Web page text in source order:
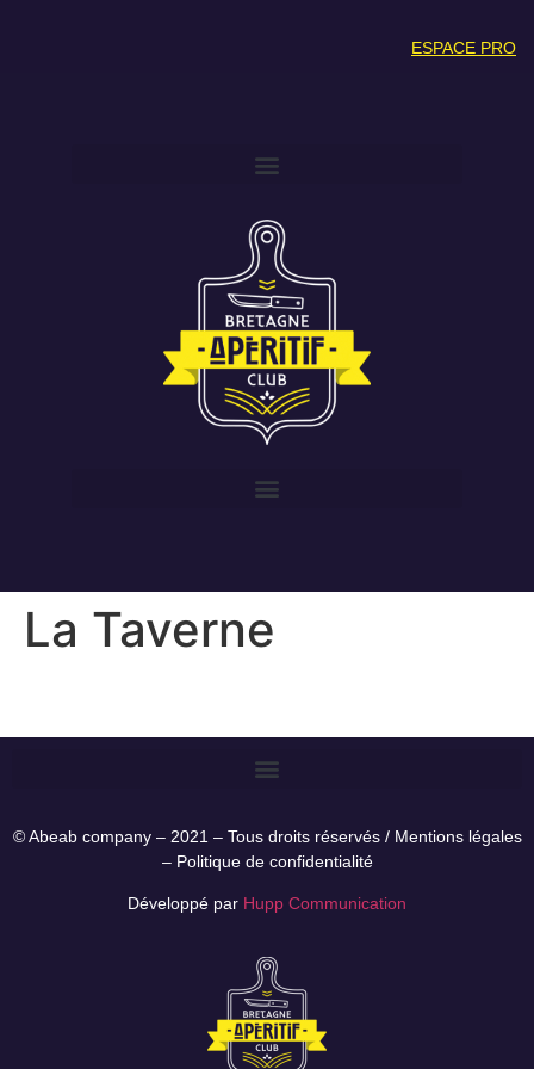
ESPACE PRO
La Taverne
© Abeab company – 2021 – Tous droits réservés / Mentions légales
– Politique de confidentialité
Développé par Hupp Communication